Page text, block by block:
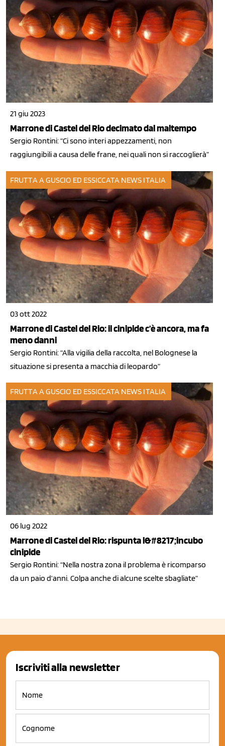
21 giu 2023
Marrone di Castel dei Rio decimato dal maltempo
Sergio Rontini: “Ci sono interi appezzamenti, non
raggiungibili a causa delle frane, nei quali non si raccoglierà”
FRUTTA A GUSCIO ED ESSICCATA NEWS ITALIA
03 ott 2022
Marrone di Castel del Rio: il cinipide c’è ancora, ma fa
meno danni
Sergio Rontini: “Alla vigilia della raccolta, nel Bolognese la
situazione si presenta a macchia di leopardo”
FRUTTA A GUSCIO ED ESSICCATA NEWS ITALIA
06 lug 2022
Marrone di Castel del Rio: rispunta l&#8217;incubo
cinipide
Sergio Rontini: “Nella nostra zona il problema è ricomparso
da un paio d’anni. Colpa anche di alcune scelte sbagliate”
Iscriviti alla newsletter